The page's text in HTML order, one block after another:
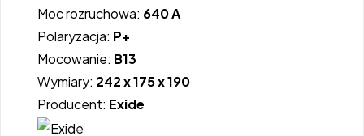
Moc rozruchowa: 640 A
Polaryzacja: P+
Mocowanie: B13
Wymiary: 242 x 175 x 190
Producent: Exide